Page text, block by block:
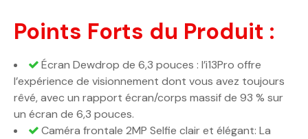
Points Forts du Produit :
Écran Dewdrop de 6,3 pouces : l’i13Pro offre
l’expérience de visionnement dont vous avez toujours
rêvé, avec un rapport écran/corps massif de 93 % sur
un écran de 6,3 pouces.
Caméra frontale 2MP Selfie clair et élégant: La